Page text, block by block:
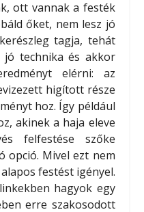
ott vannak a festék
őket, nem lesz jó
tagja, tehát
jó technika és akkor
elérni: az
higított része
hoz. Így például
akinek a haja eleve
felfestése szőke
opció. Mivel ezt nem
festést igényel.
hagyok egy
erre szakosodott